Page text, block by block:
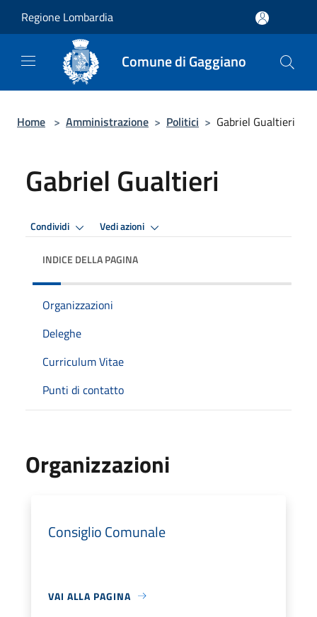
Regione Lombardia
Comune di Gaggiano
Home > Amministrazione > Politici > Gabriel Gualtieri
Gabriel Gualtieri
Condividi Vedi azioni
INDICE DELLA PAGINA
Organizzazioni
Deleghe
Curriculum Vitae
Punti di contatto
Organizzazioni
Consiglio Comunale
VAI ALLA PAGINA